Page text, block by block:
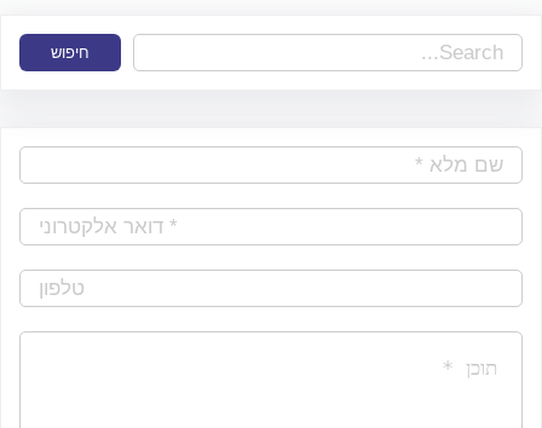
r
c
h
חיפוש